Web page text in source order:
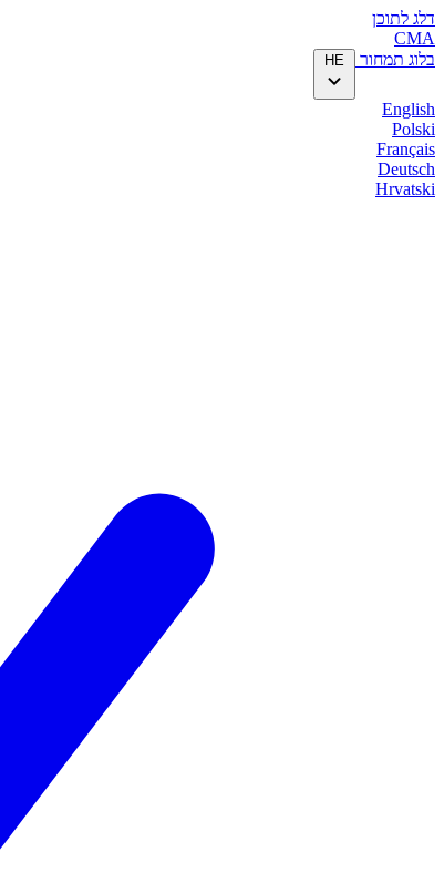
דלג לתוכן
CMA
בלוג תמחור HE
English
Polski
Français
Deutsch
Hrvatski